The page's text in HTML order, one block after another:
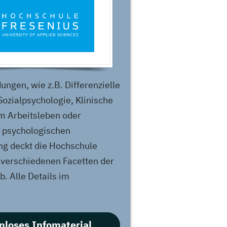
wie z.B. Differenzielle
Klinische
Arbeitsleben oder
deckt die Hochschule
Facetten der
Alle Details im